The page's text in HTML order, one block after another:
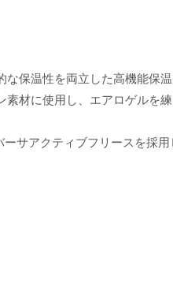
保温性を両立した高機能保温
材に使用し、エアロゲルを
サアクティブフリースを採用